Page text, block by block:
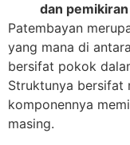
dan
Patembayan
yang mana di
bersifat pokok
Struktunya bersifat
komponennya
masing.